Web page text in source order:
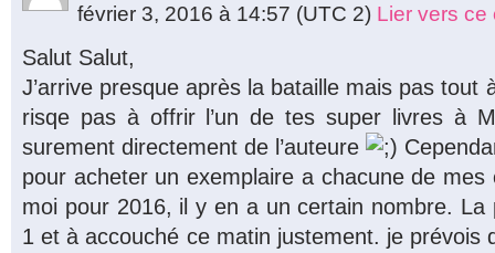
février 3, 2016 à 14:57 (UTC 2) Lier vers ce
Salut Salut,
J’arrive presque après la bataille mais pas tout
risqe pas à offrir l’un de tes super livres à
surement directement de l’auteure
pour acheter un exemplaire a chacune de
moi pour 2016, il y en a un certain nombre. La
1 et à accouché ce matin justement. je prévois